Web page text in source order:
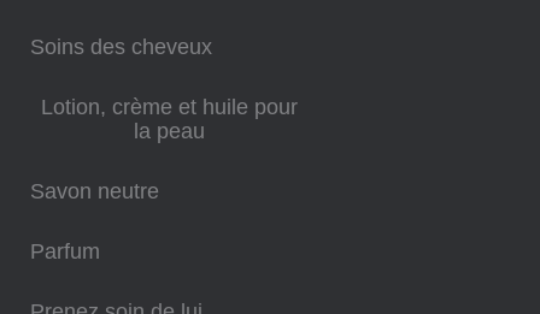
Soins des cheveux
Lotion, crème et huile pour
la peau
Savon neutre
Parfum